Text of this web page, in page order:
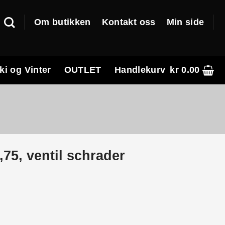
Om butikken Kontakt oss Min side
og Vinter OUTLET Handlekurv kr0.00
ventil schrader